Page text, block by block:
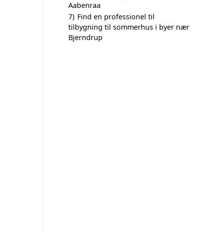
Aabenraa
7) Find en professionel til
tilbygning til sommerhus i byer nær
Bjerndrup